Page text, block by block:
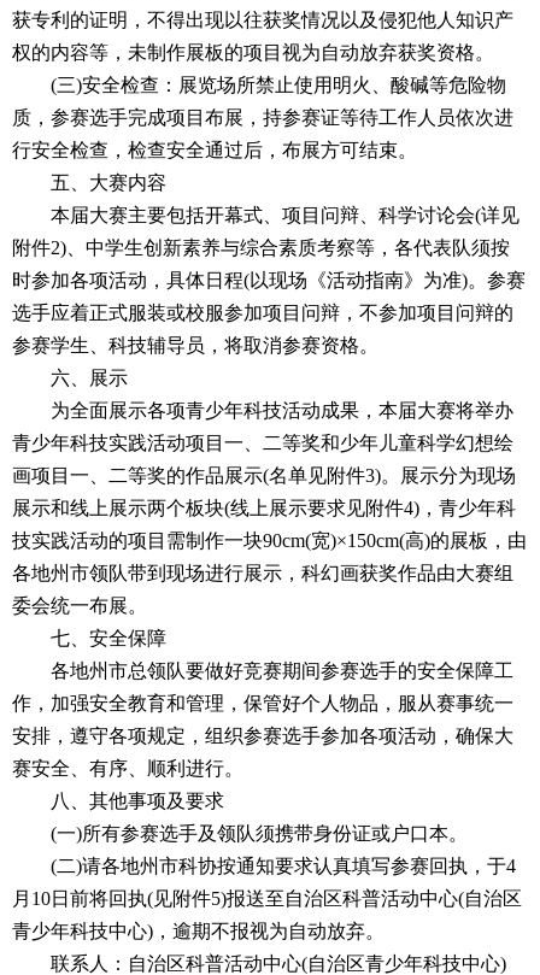
获专利的证明，不得出现以往获奖情况以及侵犯他人知识产
权的内容等，未制作展板的项目视为自动放弃获奖资格。
(三)安全检查：展览场所禁止使用明火、酸碱等危险物
质，参赛选手完成项目布展，持参赛证等待工作人员依次进
行安全检查，检查安全通过后，布展方可结束。
五、大赛内容
本届大赛主要包括开幕式、项目问辩、科学讨论会(详见
附件2)、中学生创新素养与综合素质考察等，各代表队须按
时参加各项活动，具体日程(以现场《活动指南》为准)。参赛
选手应着正式服装或校服参加项目问辩，不参加项目问辩的
参赛学生、科技辅导员，将取消参赛资格。
六、展示
为全面展示各项青少年科技活动成果，本届大赛将举办
青少年科技实践活动项目一、二等奖和少年儿童科学幻想绘
画项目一、二等奖的作品展示(名单见附件3)。展示分为现场
展示和线上展示两个板块(线上展示要求见附件4)，青少年科
技实践活动的项目需制作一块90cm(宽)×150cm(高)的展板，由
各地州市领队带到现场进行展示，科幻画获奖作品由大赛组
委会统一布展。
七、安全保障
各地州市总领队要做好竞赛期间参赛选手的安全保障工
作，加强安全教育和管理，保管好个人物品，服从赛事统一
安排，遵守各项规定，组织参赛选手参加各项活动，确保大
赛安全、有序、顺利进行。
八、其他事项及要求
(一)所有参赛选手及领队须携带身份证或户口本。
(二)请各地州市科协按通知要求认真填写参赛回执，于4
月10日前将回执(见附件5)报送至自治区科普活动中心(自治区
青少年科技中心)，逾期不报视为自动放弃。
联系人：自治区科普活动中心(自治区青少年科技中心)